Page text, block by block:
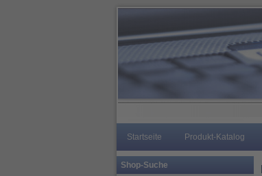
Startseite Produkt-Katalog
Shop-Suche